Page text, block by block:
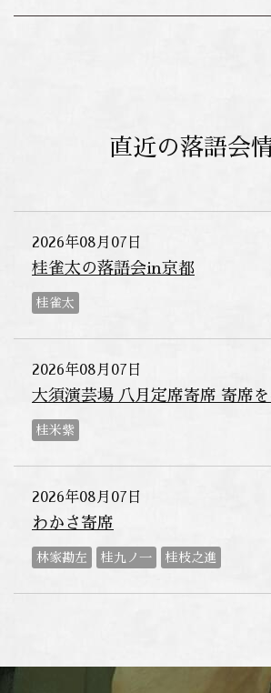
直近の落語会
2026年08月07日
桂雀太の落語会in京都
桂雀太
2026年08月07日
大須演芸場 八月定席寄席 寄席を
桂米紫
2026年08月07日
わかさ寄席
林家勘左 桂九ノ一 桂枝之進